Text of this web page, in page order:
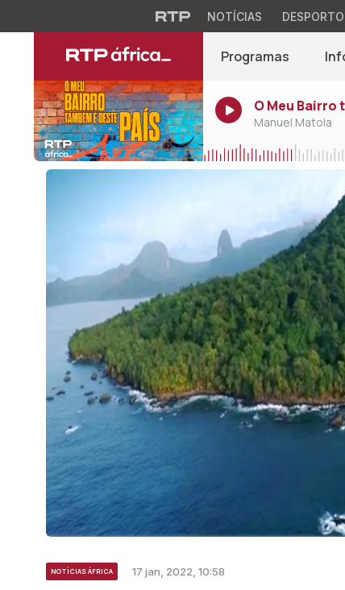
NOTÍCIAS DESPORTO
Programas
O Meu Bairro
Manuel Matola
NOTÍCIAS ÁFRICA 17 jan, 2022, 10:58